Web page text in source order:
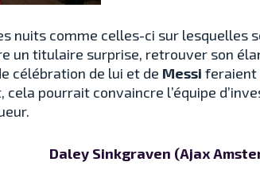
nuits comme celles-ci sur lesquelles
un titulaire surprise, retrouver son
célébration de lui et de Messi feraient
cela pourrait convaincre l’équipe
Daley Sinkgraven (Ajax